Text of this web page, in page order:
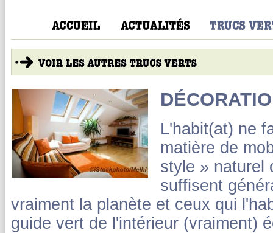
L'habit(at) ne
matière de
style » naturel
suffisent
vraiment la planète et ceux qui
guide vert de l'intérieur (vraiment)